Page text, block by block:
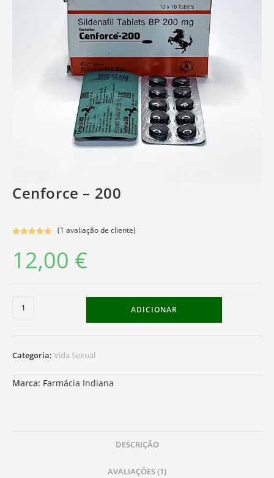
Cenforce – 200
do com5.00
em 5 com
(1 avaliação de cliente)
12,00 €
Quantidade
ADICIONAR
Categoria: Vida Sexual
Marca: Farmácia Indiana
DESCRIÇÃO
AVALIAÇÕES (1)